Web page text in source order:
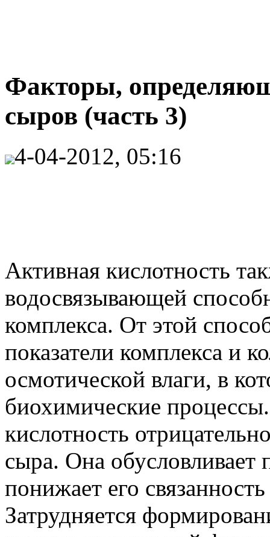
Факторы,
сыров (часть 3)
4-04-2012, 05:16
Активная кислотность
водосвязывающей
комплекса. От этой
показатели комплекса и
осмотической влаги, в
биохимические
кислотность
сыра. Она обусловливает
понижает его
Затрудняется